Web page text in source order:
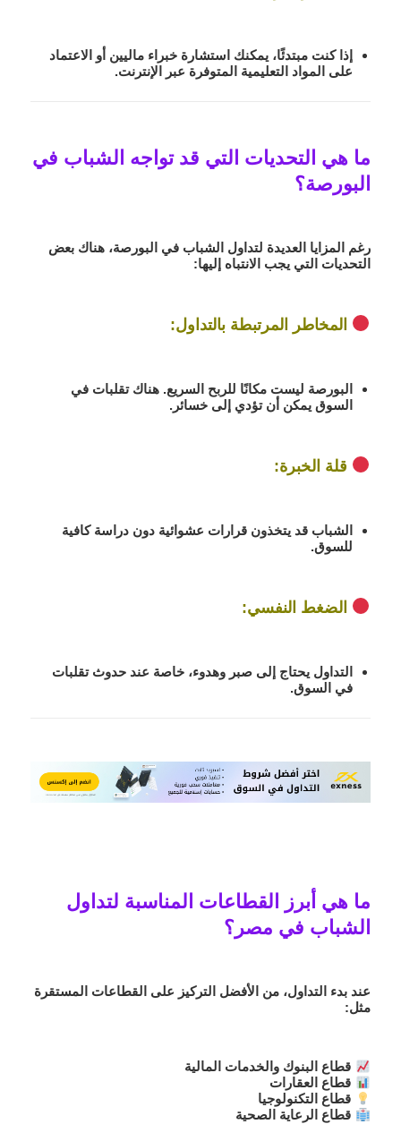
إذا كنت مبتدئًا، يمكنك استشارة خبراء ماليين أو الاعتماد
على المواد التعليمية المتوفرة عبر الإنترنت.
ما هي التحديات التي قد تواجه الشباب في
البورصة؟
رغم المزايا العديدة لتداول الشباب في البورصة، هناك بعض
التحديات التي يجب الانتباه إليها:
المخاطر المرتبطة بالتداول:
البورصة ليست مكانًا للربح السريع. هناكتقلبات في
السوق يمكن أن تؤدي إلى خسائر.
قلة الخبرة:
الشباب قد يتخذونقرارات عشوائية دون دراسة كافية
للسوق.
الضغط النفسي:
التداول يحتاج إلىصبر وهدوء، خاصة عند حدوث تقلبات
في السوق.
ما هي أبرز القطاعات المناسبة لتداول
الشباب في مصر؟
عند بدء التداول، من الأفضل التركيز على القطاعات المستقرة
مثل:
قطاع البنوك والخدمات المالية
قطاع العقارات
قطاع التكنولوجيا
قطاع الرعاية الصحية